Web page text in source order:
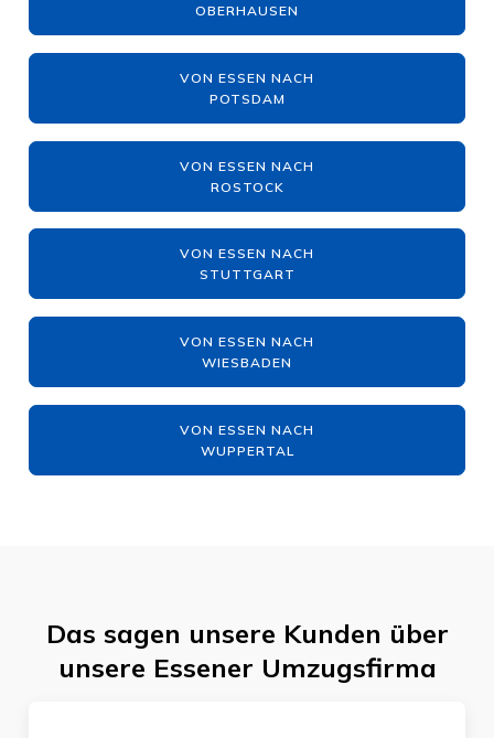
OBERHAUSEN
VON ESSEN NACH
POTSDAM
VON ESSEN NACH
ROSTOCK
VON ESSEN NACH
STUTTGART
VON ESSEN NACH
WIESBADEN
VON ESSEN NACH
WUPPERTAL
Das sagen unsere Kunden über
unsere Essener Umzugsfirma